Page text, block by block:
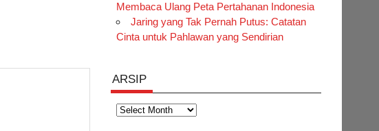
Membaca Ulang Peta Pertahanan Indonesia
Jaring yang Tak Pernah Putus: Catatan
Cinta untuk Pahlawan yang Sendirian
ARSIP
Arsip